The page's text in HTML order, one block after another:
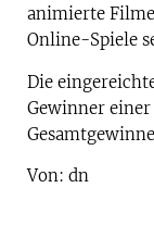
animierte
Online-Spiele
Die
Gewinner
Von: dn